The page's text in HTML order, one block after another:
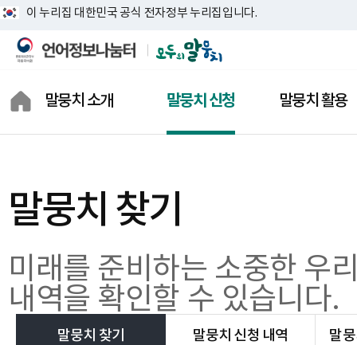
이 누리집 대한민국 공식 전자정부 누리집입니다.
말뭉치 소개
말뭉치 소개
말뭉치 신청
결과물 공개 신청
말뭉치 활용
활용 사례
말뭉치 찾기
미래를 준비하는 소중한 우
내역을 확인할 수 있습니다.
말뭉치 찾기 말뭉치 신청 내역 말